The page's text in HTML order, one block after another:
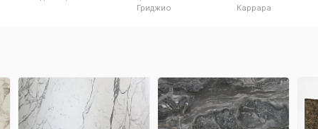
Гриджио
Каррара